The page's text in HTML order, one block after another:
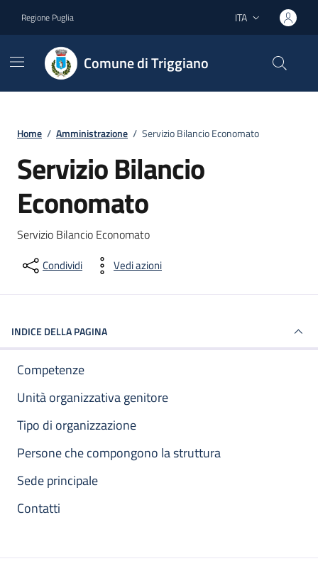
Regione Puglia Lingua attiva:
ITA
Comune di Triggiano
Home / Amministrazione / Servizio Bilancio Economato
Servizio Bilancio
Economato
Servizio Bilancio Economato
Condividi Vedi azioni
INDICE DELLA PAGINA
Competenze
Unità organizzativa genitore
Tipo di organizzazione
Persone che compongono la struttura
Sede principale
Contatti